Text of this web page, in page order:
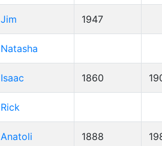
Jim 1947
Natasha
Isaac 1860
Rick
Anatoli
1888